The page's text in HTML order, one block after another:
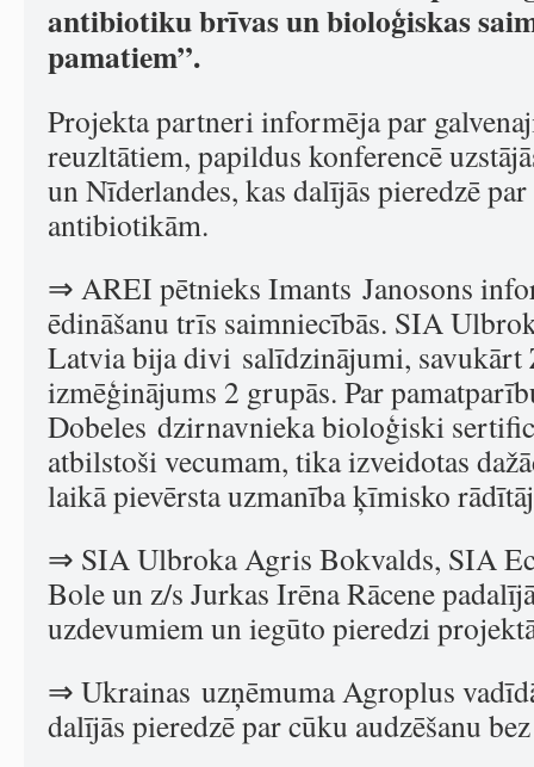
antibiotiku brīvas un bioloģiskas
pamatiem”.
Projekta partneri informēja par
reuzltātiem, papildus konferencē
un Nīderlandes, kas dalījās pieredzē
antibiotikām.
⇒ AREI pētnieks Imants Janosons
ēdināšanu trīs saimniecībās. SIA
Latvia bija divi salīdzinājumi, savukārt
izmēģinājums 2 grupās. Par
Dobeles dzirnavnieka bioloģiski
atbilstoši vecumam, tika izveidotas
laikā pievērsta uzmanība ķīmisko
⇒ SIA Ulbroka Agris Bokvalds, SIA
Bole un z/s Jurkas Irēna Rācene
uzdevumiem un iegūto pieredzi
⇒ Ukrainas uzņēmuma Agroplus
dalījās pieredzē par cūku audzēšanu